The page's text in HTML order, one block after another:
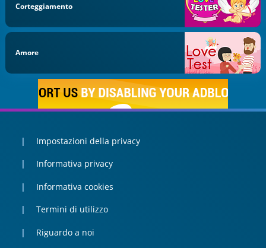
Corteggiamento
Amore
Impostazioni della privacy
Informativa privacy
Informativa cookies
Termini di utilizzo
Riguardo a noi